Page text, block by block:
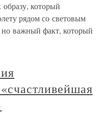
который
рядом со световым
важный факт, который